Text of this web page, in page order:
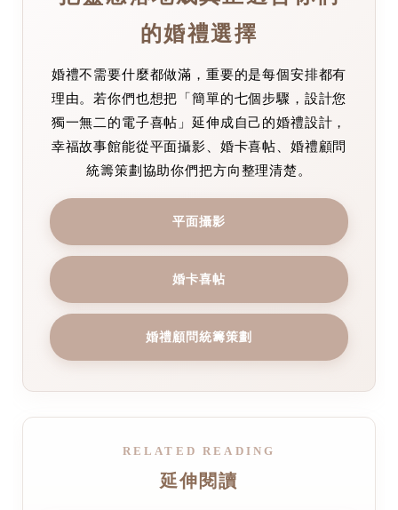
的婚禮選擇
婚禮不需要什麼都做滿，重要的是每個安排都有
理由。若你們也想把「簡單的七個步驟，設計您
獨一無二的電子喜帖」延伸成自己的婚禮設計，
幸福故事館能從平面攝影、婚卡喜帖、婚禮顧問
統籌策劃協助你們把方向整理清楚。
平面攝影
婚卡喜帖
婚禮顧問統籌策劃
RELATED READING
延伸閱讀